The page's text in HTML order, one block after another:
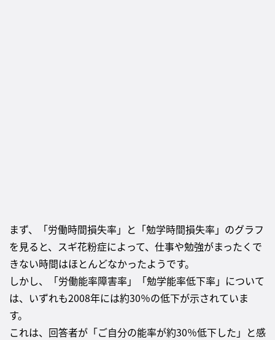
まず、「労働時間損失率」と「勉学時間損失率」のグラフ
を見ると、スギ花粉症によって、仕事や勉強がまったくで
きない時間はほとんどなかったようです。
しかし、「労働能率障害率」「勉学能率低下率」について
は、いずれも2008年には約30％の低下が示されていま
す。
これは、回答者が「ご自分の能率が約30％低下した」と感